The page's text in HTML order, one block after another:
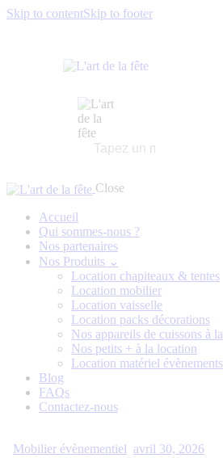
Skip to contentSkip to footer
Close
Accueil
Qui sommes-nous ?
Nos partenaires
Nos Produits ⌄
Location chapiteaux & tentes
Location mobilier
Location vaisselle
Location packs décorations
Nos appareils de cuissons à
Nos petits + à la location
Location matériel
Blog
FAQs
Contactez-nous
Mobilier évènementiel avril 30, 2026